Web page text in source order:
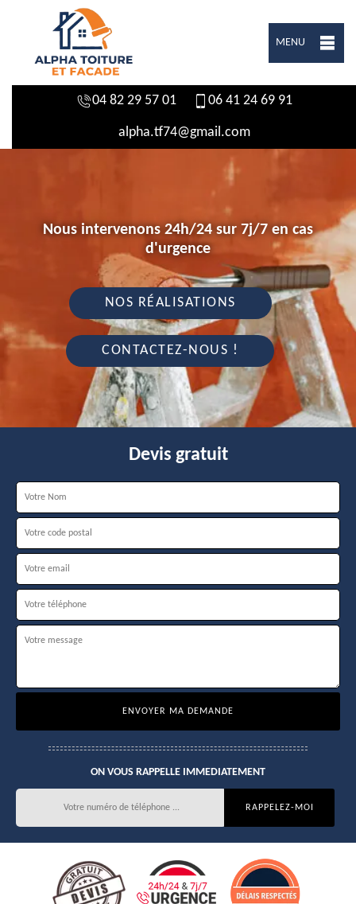
MENU
04 82 29 57 01 06 41 24 69 91
alpha.tf74@gmail.com
Nous intervenons 24h/24 sur 7j/7 en cas
d'urgence
NOS RÉALISATIONS
CONTACTEZ-NOUS !
Devis gratuit
ON VOUS RAPPELLE IMMEDIATEMENT